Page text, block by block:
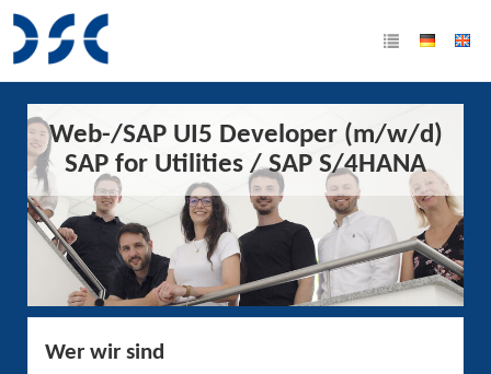
Web-/SAP UI5 Developer (m/w/d)
SAP for Utilities / SAP S/4HANA
Wer wir sind